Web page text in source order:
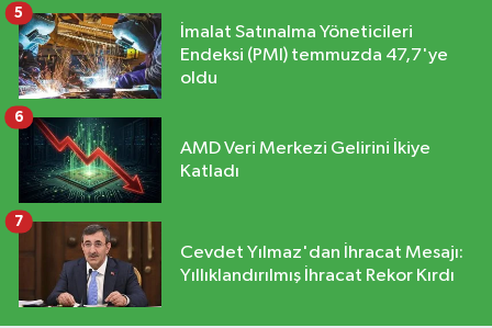
İmalat Satınalma Yöneticileri
Endeksi (PMI) temmuzda 47,7'ye
oldu
5
AMD Veri Merkezi Gelirini İkiye
Katladı
6
Cevdet Yılmaz'dan İhracat Mesajı:
Yıllıklandırılmış İhracat Rekor Kırdı
7